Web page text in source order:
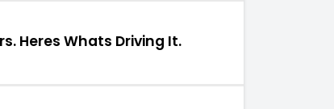
Heres Whats Driving It.